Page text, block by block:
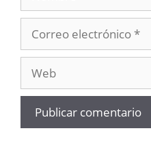
electrónico